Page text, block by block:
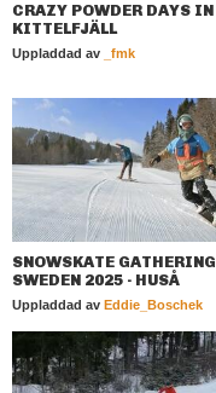
CRAZY POWDER DAYS IN
KITTELFJÄLL
Uppladdad av _fmk
SNOWSKATE GATHERING
SWEDEN 2025 - HUSÅ
Uppladdad av Eddie_Boschek